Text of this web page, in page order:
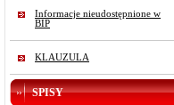
Informacje nieudostępnione w
BIP
KLAUZULA
SPISY